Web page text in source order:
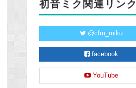
初音ミク関連リンク
@cfm_miku
facebook
YouTube